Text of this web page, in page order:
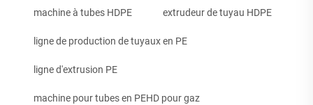
machine à tubes HDPE extrudeur de tuyau HDPE
ligne de production de tuyaux en PE
ligne d'extrusion PE
machine pour tubes en PEHD pour gaz